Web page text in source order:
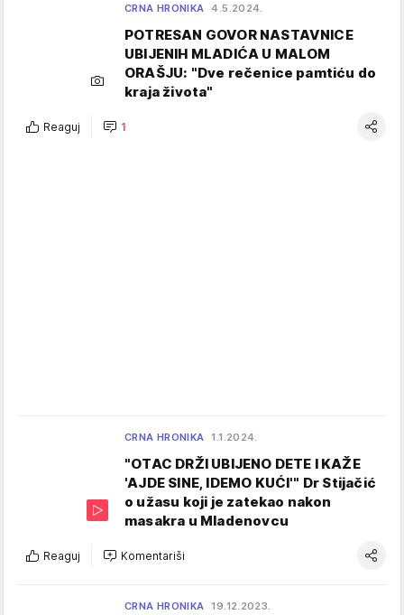
CRNA HRONIKA 4.5.2024.
POTRESAN GOVOR NASTAVNICE
UBIJENIH MLADIĆA U MALOM
ORAŠJU: "Dve rečenice pamtiću do
kraja života"
Reaguj 1
CRNA HRONIKA 1.1.2024.
"OTAC DRŽI UBIJENO DETE I KAŽE
'AJDE SINE, IDEMO KUĆI'" Dr Stijačić
o užasu koji je zatekao nakon
masakra u Mladenovcu
Reaguj Komentariši
CRNA HRONIKA 19.12.2023.